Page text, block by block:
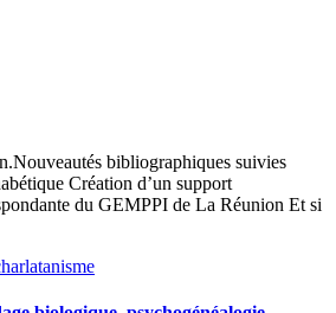
bibliographiques suivies
Création d’un support
du GEMPPI de La Réunion Et si